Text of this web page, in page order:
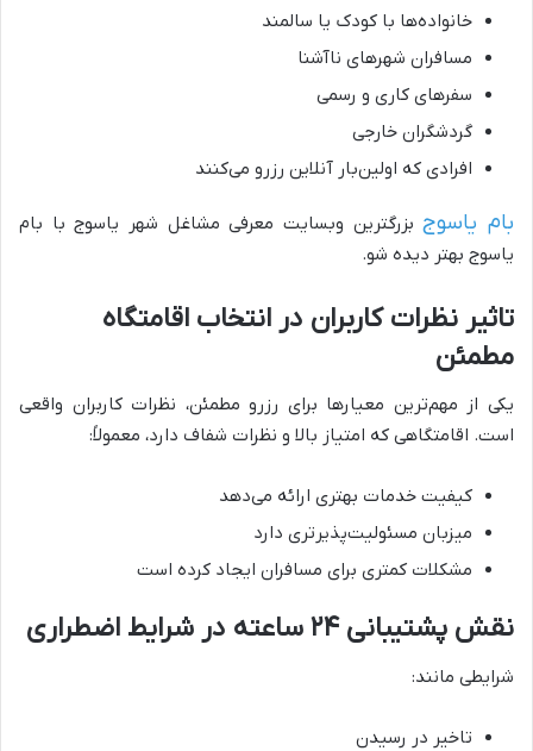
خانواده‌ها با کودک یا سالمند
مسافران شهرهای ناآشنا
سفرهای کاری و رسمی
گردشگران خارجی
افرادی که اولین‌بار آنلاین رزرو می‌کنند
بام یاسوجبزرگترین وبسایت معرفی مشاغل شهر یاسوج با بام
یاسوج بهتر دیده شو.
تاثیر نظرات کاربران در انتخاب اقامتگاه
مطمئن
یکی از مهم‌ترین معیارها برای رزرو مطمئن، نظرات کاربران واقعی
است. اقامتگاهی که امتیاز بالا و نظرات شفاف دارد، معمولاً:
کیفیت خدمات بهتری ارائه می‌دهد
میزبان مسئولیت‌پذیرتری دارد
مشکلات کمتری برای مسافران ایجاد کرده است
نقش پشتیبانی ۲۴ ساعته در شرایط اضطراری
شرایطی مانند:
تاخیر در رسیدن